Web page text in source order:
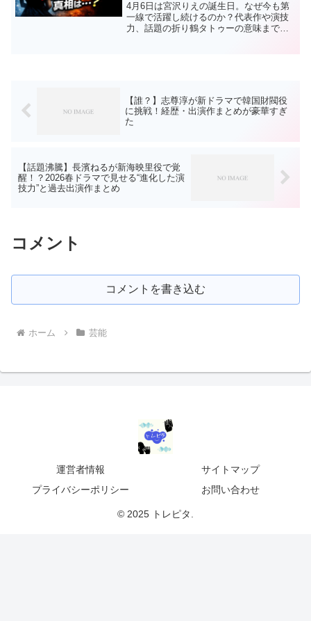
4月6日は宮沢りえの誕生日。なぜ今も第
一線で活躍し続けるのか？代表作や演技
力、話題の折り鶴タトゥーの意味までわ
【誰？】志尊淳が新ドラマで韓国財閥役
に挑戦！経歴・出演作まとめが豪華すぎ
た
【話題沸騰】長濱ねるが新海映里役で覚
醒！？2026春ドラマで見せる“進化した演
技力”と過去出演作まとめ
コメント
コメントを書き込む
ホーム 芸能
運営者情報
サイトマップ
プライバシーポリシー
お問い合わせ
© 2025 トレピタ.